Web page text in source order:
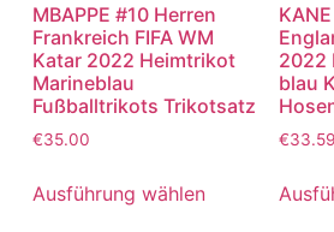
MBAPPE #10 Herren
Frankreich FIFA WM
Katar 2022 Heimtrikot
Marineblau
Fußballtrikots Trikotsatz
€35.00
Ausführung wählen
2022
blau
€33.59